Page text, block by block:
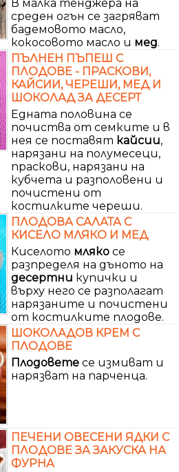
В малка тенджера на
среден огън се загряват
бадемовото масло,
кокосовото масло и мед.
ПЪЛНЕН ПЪПЕШ С
ПЛОДОВЕ - ПРАСКОВИ,
КАЙСИИ, ЧЕРЕШИ, МЕД И
ШОКОЛАД ЗА ДЕСЕРТ
Едната половина се
почиства от семките и в
нея се поставят кайсии,
нарязани на полумесеци,
праскови, нарязани на
кубчета и разполовени и
почистени от
костилките череши.
ПЛОДОВА САЛАТА С
КИСЕЛО МЛЯКО И МЕД
Киселото мляко се
разпределя на дъното на
десертни купички и
върху него се разполагат
нарязаните и почистени
от костилките плодове.
ШОКОЛАДОВ КРЕМ С
ПЛОДОВЕ
Плодовете се измиват и
нарязват на парченца.
ПЕЧЕНИ ОВЕСЕНИ ЯДКИ С
ПЛОДОВЕ ЗА ЗАКУСКА НА
ФУРНА